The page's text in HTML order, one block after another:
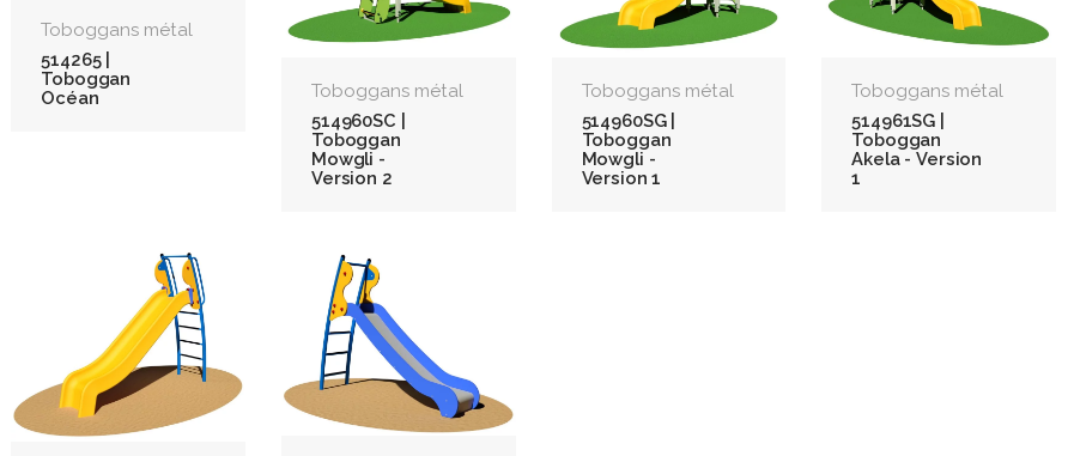
Toboggans métal
514265 |
Toboggan
Océan
Toboggans métal
514960SC |
Toboggan
Mowgli -
Version 2
Toboggans métal
514960SG |
Toboggan
Mowgli -
Version 1
Toboggans métal
514961SG |
Toboggan
Akela - Version
1